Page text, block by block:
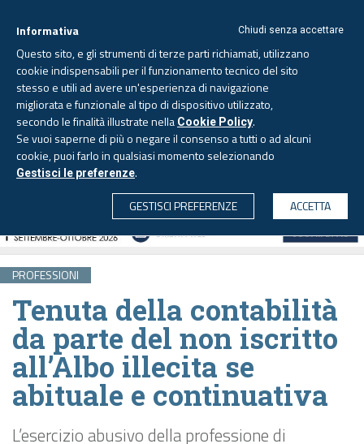
CERCA
Giovedì, 6 agosto 2026 - Aggiornato alle 6.00
PROFESSIONI
Tenuta della contabilità
da parte del non iscritto
all’Albo illecita se
abituale e continuativa
L’esercizio abusivo della professione di
Chiudi senza accettare
Informativa
Questo sito, e gli strumenti di terze parti richiamati, utilizzano
cookie indispensabili per il funzionamento tecnico del sito
stesso e utili ad avere un'esperienza di navigazione
migliorata e funzionale al tipo di dispositivo utilizzato,
secondo le finalità illustrate nella Cookie Policy.
Se vuoi saperne di più o negare il consenso a tutti o ad alcuni
cookie, puoi farlo in qualsiasi momento selezionando
Gestisci le preferenze.
GESTISCI PREFERENZE
ACCETTA